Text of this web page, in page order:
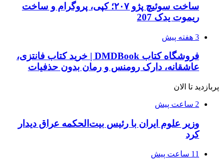
ساخت سوئیچ پژو ۲۰۷؛ کپی، پروگرام و ساخت
ریموت یدک 207
3 هفته پیش
فروشگاه کتاب DMDBook | خرید کتاب فانتزی،
عاشقانه، دارک رومنس و رمان بدون حذفیات
پربازدید تا الان
2 ساعت پیش
وزیر علوم ایران با رئیس بیت‌الحکمه عراق دیدار
کرد
11 ساعت پیش